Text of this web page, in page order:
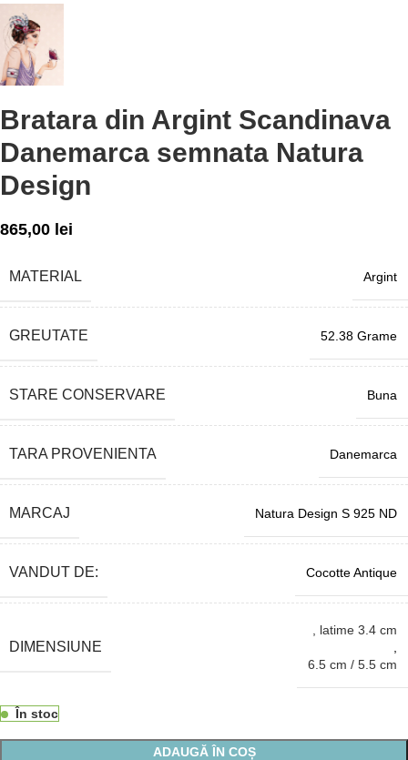
Bratara din Argint Scandinava
Danemarca semnata Natura
Design
865,00 lei
MATERIAL Argint
GREUTATE 52.38 Grame
STARE CONSERVARE Buna
TARA PROVENIENTA Danemarca
MARCAJ Natura Design S 925 ND
VANDUT DE: Cocotte Antique
DIMENSIUNE
, latime 3.4 cm
6.5 cm / 5.5 cm
În stoc
ADAUGĂ ÎN COȘ